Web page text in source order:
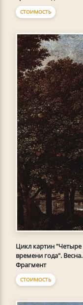
СТОИМОСТЬ
Цикл картин "Четыре
времени года". Весна.
Фрагмент
СТОИМОСТЬ